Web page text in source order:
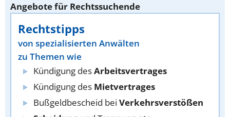
Angebote für Rechtssuchende
Rechtstipps
von spezialisierten Anwälten
zu Themen wie
Kündigung desArbeitsvertrages
Kündigung des Mietvertrages
Bußgeldbescheid bei Verkehrsverstößen